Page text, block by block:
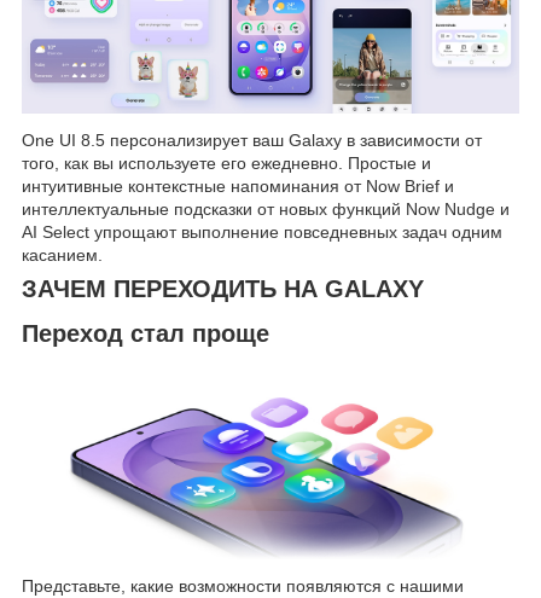
One UI 8.5 персонализирует ваш Galaxy в зависимости от
того, как вы используете его ежедневно. Простые и
интуитивные контекстные напоминания от Now Brief и
интеллектуальные подсказки от новых функций Now Nudge и
AI Select упрощают выполнение повседневных задач одним
касанием.
ЗАЧЕМ ПЕРЕХОДИТЬ НА GALAXY
Переход стал проще
Представьте, какие возможности появляются с нашими